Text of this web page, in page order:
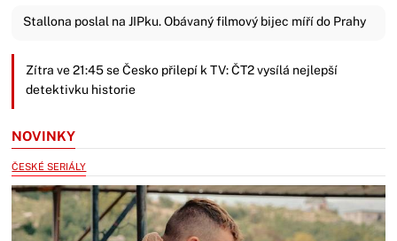
Stallona poslal na JIPku. Obávaný filmový bijec míří do Prahy
Zítra ve 21:45 se Česko přilepí k TV: ČT2 vysílá nejlepší
detektivku historie
NOVINKY
ČESKÉ SERIÁLY